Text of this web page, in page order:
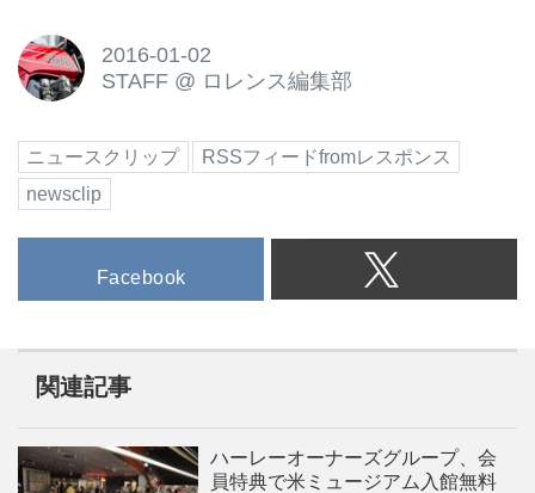
2016-01-02
STAFF @ ロレンス編集部
ニュースクリップ
RSSフィードfromレスポンス
newsclip
Facebook
関連記事
ハーレーオーナーズグループ、会
員特典で米ミュージアム入館無料